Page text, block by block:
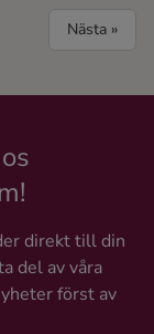
Nästa »
direkt till din
del av våra
först av